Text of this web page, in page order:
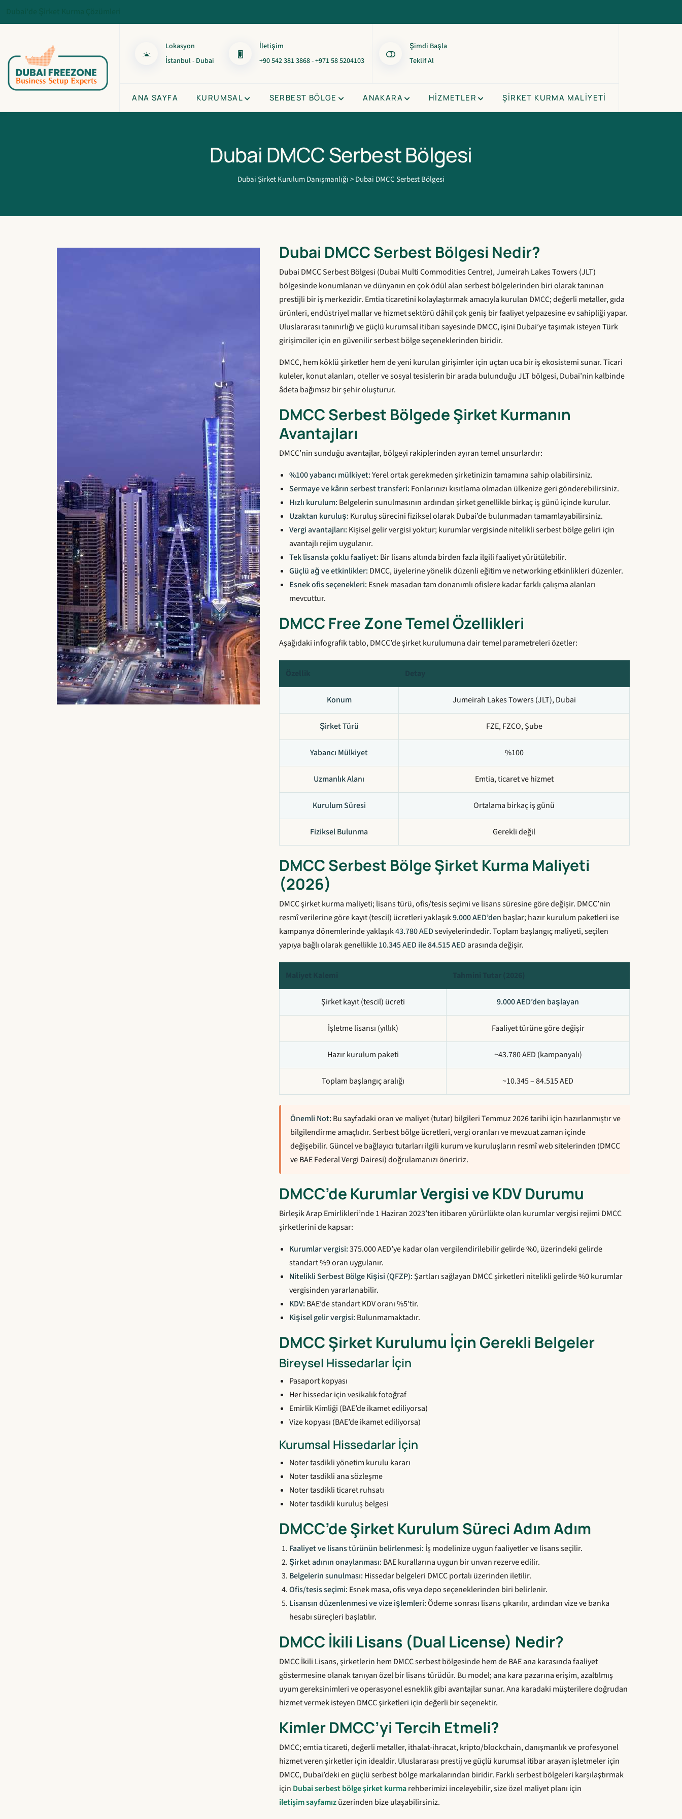
Lokasyon
İstanbul - Dubai
İletişim
+90 542 381 3868 - +971 58 5204103
Şimdi Başla
Teklif Al
ANA SAYFA KURUMSAL SERBEST BÖLGE ANAKARA HIZMETLER ŞIRKET KURMA MALIYETI
Dubai DMCC Serbest Bölgesi
Dubai Şirket Kurulum Danışmanlığı>Dubai DMCC Serbest Bölgesi
Dubai DMCC Serbest Bölgesi Nedir?
Dubai DMCC Serbest Bölgesi (Dubai Multi Commodities Centre), Jumeirah Lakes Towers (JLT)
bölgesinde konumlanan ve dünyanın en çok ödül alan serbest bölgelerinden biri olarak tanınan
prestijli bir iş merkezidir. Emtia ticaretini kolaylaştırmak amacıyla kurulan DMCC; değerli metaller, gıda
ürünleri, endüstriyel mallar ve hizmet sektörü dâhil çok geniş bir faaliyet yelpazesine ev sahipliği yapar.
Uluslararası tanınırlığı ve güçlü kurumsal itibarı sayesinde DMCC, işini Dubai’ye taşımak isteyen Türk
girişimciler için en güvenilir serbest bölge seçeneklerinden biridir.
DMCC, hem köklü şirketler hem de yeni kurulan girişimler için uçtan uca bir iş ekosistemi sunar. Ticari
kuleler, konut alanları, oteller ve sosyal tesislerin bir arada bulunduğu JLT bölgesi, Dubai’nin kalbinde
âdeta bağımsız bir şehir oluşturur.
DMCC Serbest Bölgede Şirket Kurmanın
Avantajları
DMCC’nin sunduğu avantajlar, bölgeyi rakiplerinden ayıran temel unsurlardır:
%100 yabancı mülkiyet:Yerel ortak gerekmeden şirketinizin tamamına sahip olabilirsiniz.
Sermaye ve kârın serbest transferi: Fonlarınızı kısıtlama olmadan ülkenize geri gönderebilirsiniz.
Hızlı kurulum: Belgelerin sunulmasının ardından şirket genellikle birkaç iş günü içinde kurulur.
Uzaktan kuruluş: Kuruluş sürecini fiziksel olarak Dubai’de bulunmadan tamamlayabilirsiniz.
Vergi avantajları: Kişisel gelir vergisi yoktur; kurumlar vergisinde nitelikli serbest bölge geliri için
avantajlı rejim uygulanır.
Tek lisansla çoklu faaliyet: Bir lisans altında birden fazla ilgili faaliyet yürütülebilir.
Güçlü ağ ve etkinlikler: DMCC, üyelerine yönelik düzenli eğitim ve networking etkinlikleri düzenler.
Esnek ofis seçenekleri: Esnek masadan tam donanımlı ofislere kadar farklı çalışma alanları
mevcuttur.
DMCC Free Zone Temel Özellikleri
Aşağıdaki infografik tablo, DMCC’de şirket kurulumuna dair temel parametreleri özetler:
Konum Jumeirah Lakes Towers (JLT), Dubai
Şirket Türü FZE, FZCO, Şube
Yabancı Mülkiyet %100
Uzmanlık Alanı Emtia, ticaret ve hizmet
Kurulum Süresi Ortalama birkaç iş günü
Fiziksel Bulunma Gerekli değil
DMCC Serbest Bölge Şirket Kurma Maliyeti
(2026)
DMCC şirket kurma maliyeti; lisans türü, ofis/tesis seçimi ve lisans süresine göre değişir. DMCC’nin
resmî verilerine göre kayıt (tescil) ücretleri yaklaşık9.000 AED’den başlar; hazır kurulum paketleri ise
kampanya dönemlerinde yaklaşık43.780 AEDseviyelerindedir. Toplam başlangıç maliyeti, seçilen
yapıya bağlı olarak genellikle10.345 AED ile 84.515 AEDarasında değişir.
Şirket kayıt (tescil) ücreti 9.000 AED’den başlayan
İşletme lisansı (yıllık) Faaliyet türüne göre değişir
Hazır kurulum paketi ~43.780 AED (kampanyalı)
Toplam başlangıç aralığı ~10.345 – 84.515 AED
Önemli Not: Bu sayfadaki oran ve maliyet (tutar) bilgileri Temmuz 2026 tarihi için hazırlanmıştır ve
bilgilendirme amaçlıdır. Serbest bölge ücretleri, vergi oranları ve mevzuat zaman içinde
değişebilir. Güncel ve bağlayıcı tutarları ilgili kurum ve kuruluşların resmî web sitelerinden (DMCC
ve BAE Federal Vergi Dairesi) doğrulamanızı öneririz.
DMCC’de Kurumlar Vergisi ve KDV Durumu
Birleşik Arap Emirlikleri’nde 1 Haziran 2023’ten itibaren yürürlükte olan kurumlar vergisi rejimi DMCC
şirketlerini de kapsar:
Kurumlar vergisi:375.000 AED’ye kadar olan vergilendirilebilir gelirde %0, üzerindeki gelirde
standart %9 oran uygulanır.
Nitelikli Serbest Bölge Kişisi (QFZP):Şartları sağlayan DMCC şirketleri nitelikli gelirde %0 kurumlar
vergisinden yararlanabilir.
KDV: BAE’de standart KDV oranı %5’tir.
Kişisel gelir vergisi: Bulunmamaktadır.
DMCC Şirket Kurulumu İçin Gerekli Belgeler
Bireysel Hissedarlar İçin
Pasaport kopyası
Her hissedar için vesikalık fotoğraf
Emirlik Kimliği (BAE’de ikamet ediliyorsa)
Vize kopyası (BAE’de ikamet ediliyorsa)
Kurumsal Hissedarlar İçin
Noter tasdikli yönetim kurulu kararı
Noter tasdikli ana sözleşme
Noter tasdikli ticaret ruhsatı
Noter tasdikli kuruluş belgesi
DMCC’de Şirket Kurulum Süreci Adım Adım
Faaliyet ve lisans türünün belirlenmesi: İş modelinize uygun faaliyetler ve lisans seçilir.
Şirket adının onaylanması: BAE kurallarına uygun bir unvan rezerve edilir.
Belgelerin sunulması: Hissedar belgeleri DMCC portalı üzerinden iletilir.
Ofis/tesis seçimi: Esnek masa, ofis veya depo seçeneklerinden biri belirlenir.
Lisansın düzenlenmesi ve vize işlemleri:Ödeme sonrası lisans çıkarılır, ardından vize ve banka
hesabı süreçleri başlatılır.
DMCC İkili Lisans (Dual License) Nedir?
DMCC İkili Lisans, şirketlerin hem DMCC serbest bölgesinde hem de BAE ana karasında faaliyet
göstermesine olanak tanıyan özel bir lisans türüdür. Bu model; ana kara pazarına erişim, azaltılmış
uyum gereksinimleri ve operasyonel esneklik gibi avantajlar sunar. Ana karadaki müşterilere doğrudan
hizmet vermek isteyen DMCC şirketleri için değerli bir seçenektir.
Kimler DMCC’yi Tercih Etmeli?
DMCC; emtia ticareti, değerli metaller, ithalat-ihracat, kripto/blockchain, danışmanlık ve profesyonel
hizmet veren şirketler için idealdir. Uluslararası prestij ve güçlü kurumsal itibar arayan işletmeler için
DMCC, Dubai’deki en güçlü serbest bölge markalarından biridir. Farklı serbest bölgeleri karşılaştırmak
için Dubai serbest bölge şirket kurmarehberimizi inceleyebilir, size özel maliyet planı için
iletişim sayfamızüzerinden bize ulaşabilirsiniz.